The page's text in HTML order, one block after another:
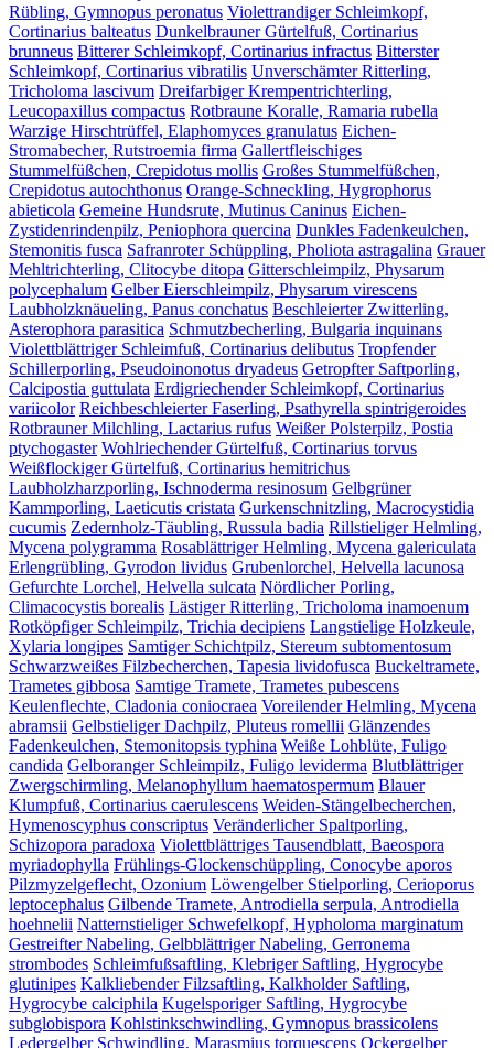
Rübling, Gymnopus peronatus Violettrandiger Schleimkopf,
Cortinarius balteatus Dunkelbrauner Gürtelfuß, Cortinarius
brunneus Bitterer Schleimkopf, Cortinarius infractus Bitterster
Schleimkopf, Cortinarius vibratilis Unverschämter Ritterling,
Tricholoma lascivum Dreifarbiger Krempentrichterling,
Leucopaxillus compactus Rotbraune Koralle, Ramaria rubella
Warzige Hirschtrüffel, Elaphomyces granulatus Eichen-
Stromabecher, Rutstroemia firma Gallertfleischiges
Stummelfüßchen, Crepidotus mollis Großes Stummelfüßchen,
Crepidotus autochthonus Orange-Schneckling, Hygrophorus
abieticola Gemeine Hundsrute, Mutinus Caninus Eichen-
Zystidenrindenpilz, Peniophora quercina Dunkles Fadenkeulchen,
Stemonitis fusca Safranroter Schüppling, Pholiota astragalina Grauer
Mehltrichterling, Clitocybe ditopa Gitterschleimpilz, Physarum
polycephalum Gelber Eierschleimpilz, Physarum virescens
Laubholzknäueling, Panus conchatus Beschleierter Zwitterling,
Asterophora parasitica Schmutzbecherling, Bulgaria inquinans
Violettblättriger Schleimfuß, Cortinarius delibutus Tropfender
Schillerporling, Pseudoinonotus dryadeus Getropfter Saftporling,
Calcipostia guttulata Erdigriechender Schleimkopf, Cortinarius
variicolor Reichbeschleierter Faserling, Psathyrella spintrigeroides
Rotbrauner Milchling, Lactarius rufus Weißer Polsterpilz, Postia
ptychogaster Wohlriechender Gürtelfuß, Cortinarius torvus
Weißflockiger Gürtelfuß, Cortinarius hemitrichus
Laubholzharzporling, Ischnoderma resinosum Gelbgrüner
Kammporling, Laeticutis cristata Gurkenschnitzling, Macrocystidia
cucumis Zedernholz-Täubling, Russula badia Rillstieliger Helmling,
Mycena polygramma Rosablättriger Helmling, Mycena galericulata
Erlengrübling, Gyrodon lividus Grubenlorchel, Helvella lacunosa
Gefurchte Lorchel, Helvella sulcata Nördlicher Porling,
Climacocystis borealis Lästiger Ritterling, Tricholoma inamoenum
Rotköpfiger Schleimpilz, Trichia decipiens Langstielige Holzkeule,
Xylaria longipes Samtiger Schichtpilz, Stereum subtomentosum
Schwarzweißes Filzbecherchen, Tapesia lividofusca Buckeltramete,
Trametes gibbosa Samtige Tramete, Trametes pubescens
Keulenflechte, Cladonia coniocraea Voreilender Helmling, Mycena
abramsii Gelbstieliger Dachpilz, Pluteus romellii Glänzendes
Fadenkeulchen, Stemonitopsis typhina Weiße Lohblüte, Fuligo
candida Gelboranger Schleimpilz, Fuligo leviderma Blutblättriger
Zwergschirmling, Melanophyllum haematospermum Blauer
Klumpfuß, Cortinarius caerulescens Weiden-Stängelbecherchen,
Hymenoscyphus conscriptus Veränderlicher Spaltporling,
Schizopora paradoxa Violettblättriges Tausendblatt, Baeospora
myriadophylla Frühlings-Glockenschüppling, Conocybe aporos
Pilzmyzelgeflecht, Ozonium Löwengelber Stielporling, Cerioporus
leptocephalus Gilbende Tramete, Antrodiella serpula, Antrodiella
hoehnelii Natternstieliger Schwefelkopf, Hypholoma marginatum
Gestreifter Nabeling, Gelbblättriger Nabeling, Gerronema
strombodes Schleimfußsaftling, Klebriger Saftling, Hygrocybe
glutinipes Kalkliebender Filzsaftling, Kalkholder Saftling,
Hygrocybe calciphila Kugelsporiger Saftling, Hygrocybe
subglobispora Kohlstinkschwindling, Gymnopus brassicolens
Ledergelber Schwindling, Marasmius torquescens Ockergelber